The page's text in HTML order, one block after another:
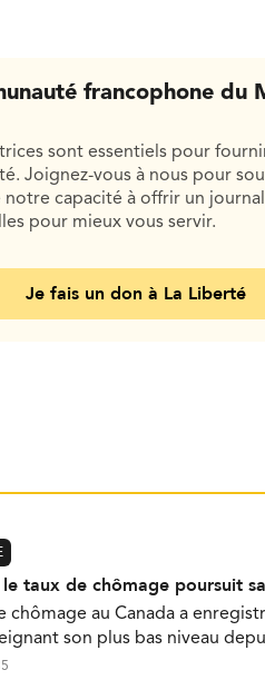
francophone du
sont essentiels pour
Joignez-vous à nous pour
capacité à offrir un
pour mieux vous servir.
Je fais un don à La Liberté
taux de chômage poursuit
chômage au Canada a
son plus bas niveau